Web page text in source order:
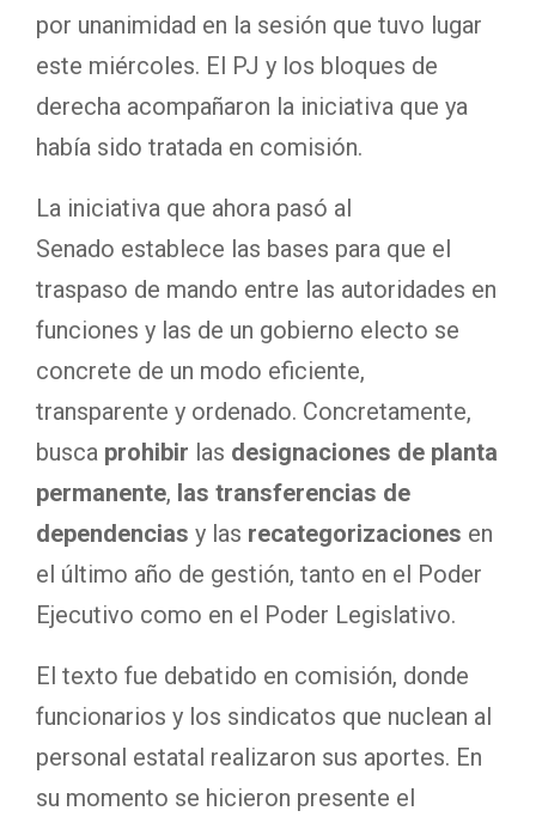
por unanimidad en la sesión que tuvo lugar
este miércoles. El PJ y los bloques de
derecha acompañaron la iniciativa que ya
había sido tratada en comisión.
La iniciativa que ahora pasó al
Senado establece las bases para que el
traspaso de mando entre las autoridades en
funciones y las de un gobierno electo se
concrete de un modo eficiente,
transparente y ordenado. Concretamente,
busca prohibir las designaciones de planta
permanente, las transferencias de
dependencias y las recategorizaciones en
el último año de gestión, tanto en el Poder
Ejecutivo como en el Poder Legislativo.
El texto fue debatido en comisión, donde
funcionarios y los sindicatos que nuclean al
personal estatal realizaron sus aportes. En
su momento se hicieron presente el